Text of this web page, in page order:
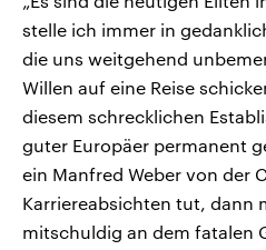
stelle ich immer in
die uns weitgehend
Willen auf eine Reise
diesem schrecklichen
guter Europäer permanent
ein Manfred Weber von der
Karriereabsichten tut, dann
mitschuldig an dem fatalen